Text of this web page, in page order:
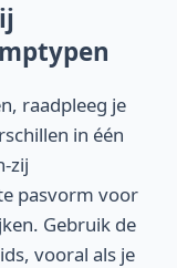
raadpleeg je
in één
zij
pasvorm voor
Gebruik de
vooral als je